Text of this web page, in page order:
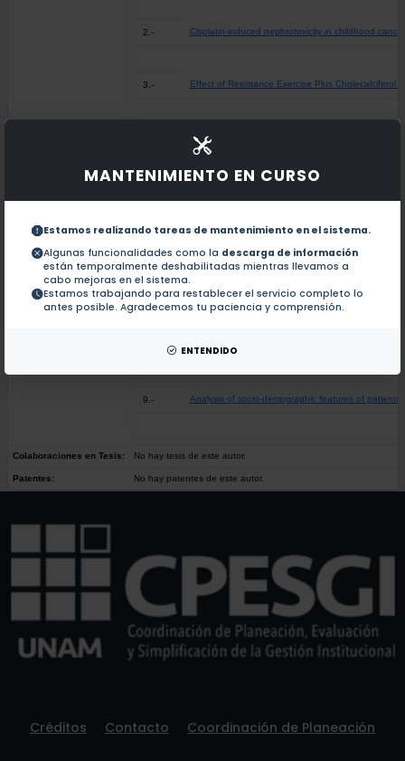
MANTENIMIENTO EN CURSO
Estamos realizando tareas de mantenimiento en el sistema.
Algunas funcionalidades como la descarga de información
están temporalmente deshabilitadas mientras llevamos a
cabo mejoras en el sistema.
Estamos trabajando para restablecer el servicio completo lo
antes posible. Agradecemos tu paciencia y comprensión.
ENTENDIDO
2.- Cisplatin-induced nephrotoxicity in childhood
3.- Effect of Resistance Exercise Plus Cholecalciferol
Case reports and misdiagnosis of renal tubular
7.- Knowledge of drug prescription in dentistry
Prevalence of vitamin D receptor gene
9.- Analysis of socio-demographic features of
Colaboraciones en Tesis: No hay tesis de este autor.
Patentes: No hay patentes de este autor.
Créditos Contacto Coordinación de Planeación